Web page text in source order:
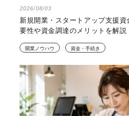
2026/08/03
新規開業・スタートアップ支援
要性や資金調達のメリットを解説
開業ノウハウ 資金・手続き